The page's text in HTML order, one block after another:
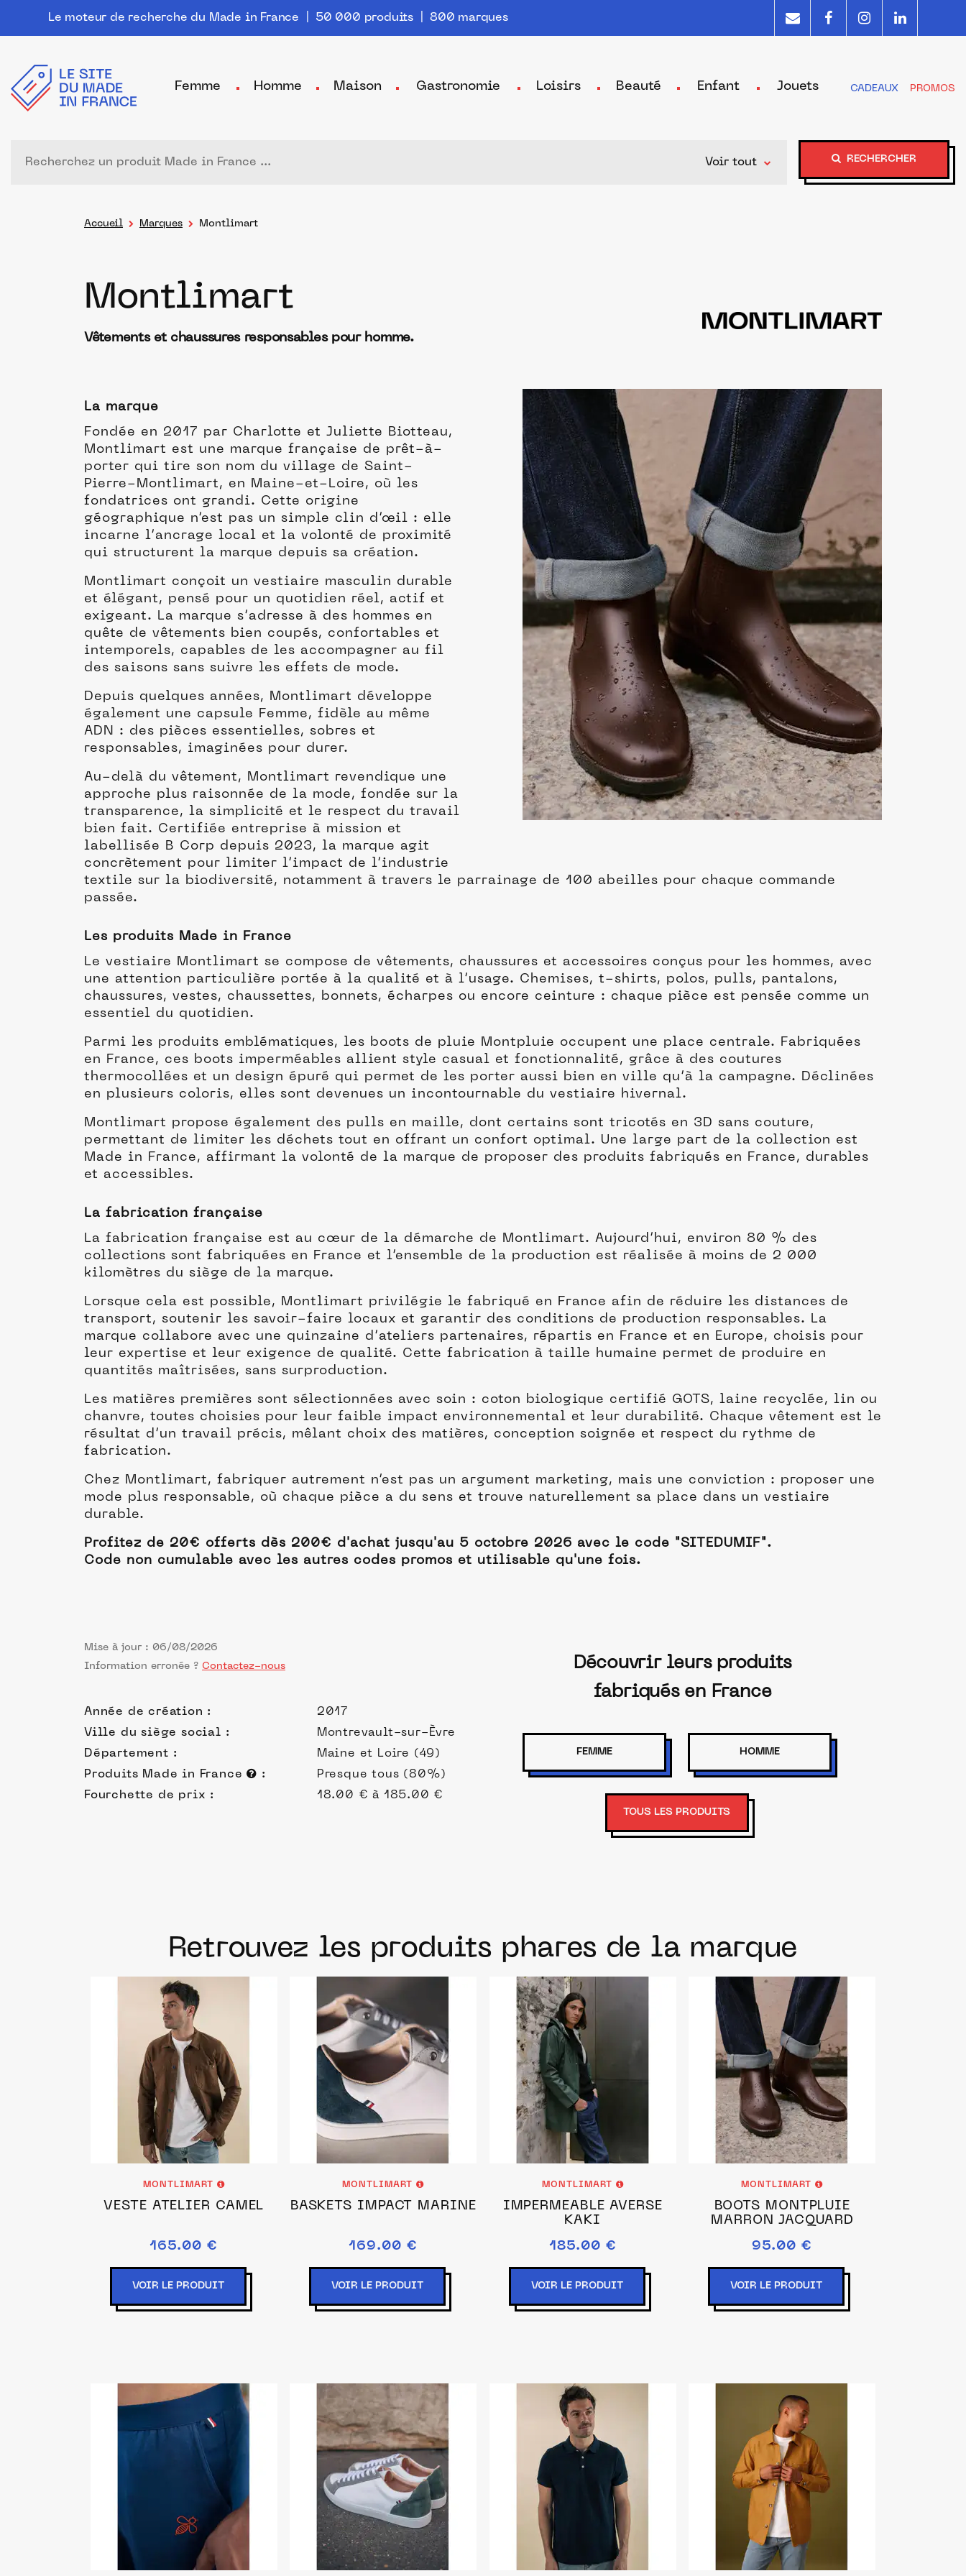
Le moteur de recherche du Made in France | 50 000 produits | 800 marques
Femme Homme Maison Gastronomie Loisirs Beauté Enfant Jouets CADEAUX PROMOS
Voir tout RECHERCHER
Accueil Marques Montlimart
Montlimart
Vêtements et chaussures responsables pour homme.
La marque
Fondée en 2017 par Charlotte et Juliette Biotteau,
Montlimart est une marque française de prêt-à-
porter qui tire son nom du village de Saint-
Pierre-Montlimart, en Maine-et-Loire, où les
fondatrices ont grandi. Cette origine
géographique n’est pas un simple clin d’œil : elle
incarne l’ancrage local et la volonté de proximité
qui structurent la marque depuis sa création.
Montlimart conçoit un vestiaire masculin durable
et élégant, pensé pour un quotidien réel, actif et
exigeant. La marque s’adresse à des hommes en
quête de vêtements bien coupés, confortables et
intemporels, capables de les accompagner au fil
des saisons sans suivre les effets de mode.
Depuis quelques années, Montlimart développe
également une capsule Femme, fidèle au même
ADN : des pièces essentielles, sobres et
responsables, imaginées pour durer.
Au-delà du vêtement, Montlimart revendique une
approche plus raisonnée de la mode, fondée sur la
transparence, la simplicité et le respect du travail
bien fait. Certifiée entreprise à mission et
labellisée B Corp depuis 2023, la marque agit
concrètement pour limiter l’impact de l’industrie
textile sur la biodiversité, notamment à travers le parrainage de 100 abeilles pour chaque commande
passée.
Les produits Made in France
Le vestiaire Montlimart se compose de vêtements, chaussures et accessoires conçus pour les hommes, avec
une attention particulière portée à la qualité et à l’usage. Chemises, t-shirts, polos, pulls, pantalons,
chaussures, vestes, chaussettes, bonnets, écharpes ou encore ceinture : chaque pièce est pensée comme un
essentiel du quotidien.
Parmi les produits emblématiques, les boots de pluie Montpluie occupent une place centrale. Fabriquées
en France, ces boots imperméables allient style casual et fonctionnalité, grâce à des coutures
thermocollées et un design épuré qui permet de les porter aussi bien en ville qu’à la campagne. Déclinées
en plusieurs coloris, elles sont devenues un incontournable du vestiaire hivernal.
Montlimart propose également des pulls en maille, dont certains sont tricotés en 3D sans couture,
permettant de limiter les déchets tout en offrant un confort optimal. Une large part de la collection est
Made in France, affirmant la volonté de la marque de proposer des produits fabriqués en France, durables
et accessibles.
La fabrication française
La fabrication française est au cœur de la démarche de Montlimart. Aujourd’hui, environ 80 % des
collections sont fabriquées en France et l’ensemble de la production est réalisée à moins de 2 000
kilomètres du siège de la marque.
Lorsque cela est possible, Montlimart privilégie le fabriqué en France afin de réduire les distances de
transport, soutenir les savoir-faire locaux et garantir des conditions de production responsables. La
marque collabore avec une quinzaine d’ateliers partenaires, répartis en France et en Europe, choisis pour
leur expertise et leur exigence de qualité. Cette fabrication à taille humaine permet de produire en
quantités maîtrisées, sans surproduction.
Les matières premières sont sélectionnées avec soin : coton biologique certifié GOTS, laine recyclée, lin ou
chanvre, toutes choisies pour leur faible impact environnemental et leur durabilité. Chaque vêtement est le
résultat d’un travail précis, mêlant choix des matières, conception soignée et respect du rythme de
fabrication.
Chez Montlimart, fabriquer autrement n’est pas un argument marketing, mais une conviction : proposer une
mode plus responsable, où chaque pièce a du sens et trouve naturellement sa place dans un vestiaire
durable.
Profitez de 20€ offerts dès 200€ d'achat jusqu'au 5 octobre 2026 avec le code "SITEDUMIF".
Code non cumulable avec les autres codes promos et utilisable qu'une fois.
Mise à jour : 06/08/2026
Information erronée ? Contactez-nous
Année de création :
2017
Ville du siège social :
Montrevault-sur-Èvre
Département :
Maine et Loire (49)
Produits Made in France
:
Presque tous (80%)
Fourchette de prix :
18.00 € à 185.00 €
Découvrir leurs produits
fabriqués en France
FEMME HOMME
TOUS LES PRODUITS
Retrouvez les produits phares de la marque
MONTLIMART
VESTE ATELIER CAMEL
165.00 €
VOIR LE PRODUIT
MONTLIMART
BASKETS IMPACT MARINE
169.00 €
VOIR LE PRODUIT
MONTLIMART
IMPERMEABLE AVERSE
KAKI
185.00 €
VOIR LE PRODUIT
MONTLIMART
BOOTS MONTPLUIE
MARRON JACQUARD
95.00 €
VOIR LE PRODUIT